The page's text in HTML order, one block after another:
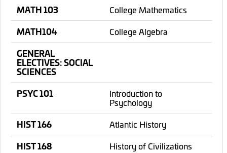
MATH 103
College Mathematics
MATH104
College Algebra
GENERAL
ELECTIVES: SOCIAL
SCIENCES
PSYC 101
Introduction to
Psychology
HIST 166
Atlantic History
HIST 168
History of Civilizations